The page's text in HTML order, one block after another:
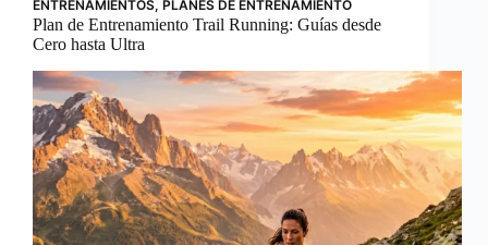
ENTRENAMIENTOS, PLANES DE ENTRENAMIENTO
Plan de Entrenamiento Trail Running: Guías desde
Cero hasta Ultra